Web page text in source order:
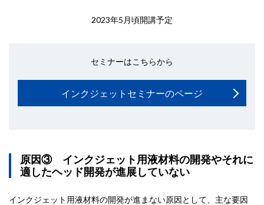
2023年5月頃開講予定
セミナーはこちらから
インクジェットセミナーのページ
原因③ インクジェット用液材料の開発やそれに
適したヘッド開発が進展していない
インクジェット用液材料の開発が進まない原因として、主な要因